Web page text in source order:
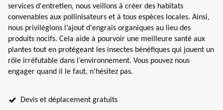
services d'entretien, nous veillons à créer des habitats
convenables aux pollinisateurs et à tous espèces locales. Ainsi,
nous privilégions l’ajout d'engrais organiques au lieu des
produits nocifs. Cela aide à pourvoir une meilleure santé aux
plantes tout en protégeant les insectes bénéfiques qui jouent un
rôle irréfutable dans l’environnement. Vous pouvez nous
engager quand il le faut, n'hésitez pas.
Devis et déplacement gratuits